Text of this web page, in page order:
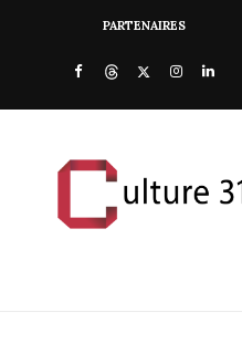
PARTENAIRES